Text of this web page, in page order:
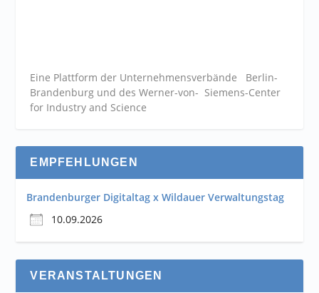
Eine Plattform der Unternehmensverbände Berlin-
Brandenburg und des Werner-von- Siemens-Center
for Industry and Science
EMPFEHLUNGEN
Brandenburger Digitaltag x Wildauer Verwaltungstag
10.09.2026
VERANSTALTUNGEN